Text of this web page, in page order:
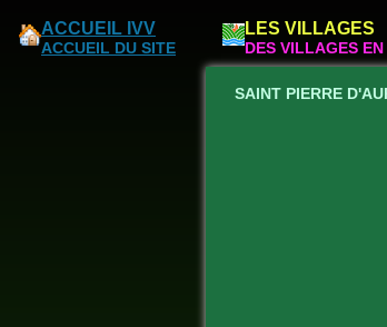
ACCUEIL IVV
ACCUEIL DU SITE
LES VILLAGES
DES VILLAGES
SAINT PIERRE